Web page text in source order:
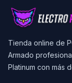
Tienda online de
Armado
Platinum con más